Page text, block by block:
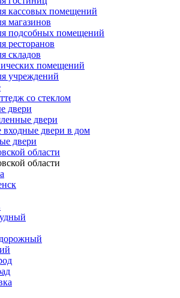
кассовых помещений
магазинов
подсобных помещений
ресторанов
складов
помещений
учреждений
со стеклом
двери
двери
двери в дом
двери
области
области